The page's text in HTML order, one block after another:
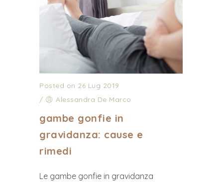
Posted on 26 Lug 2019
/
Alessandra De Marco
gambe gonfie in
gravidanza: cause e
rimedi
Le gambe gonfie in gravidanza